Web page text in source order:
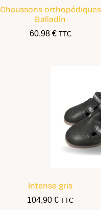
Chaussons orthopédiques
Balladin
60,98 € TTC
Intense gris
104,90€ TTC